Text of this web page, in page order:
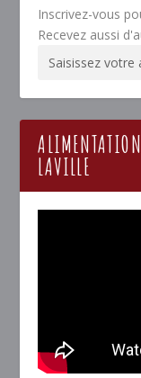
Inscrivez-vous
Recevez aussi
LAVILLE